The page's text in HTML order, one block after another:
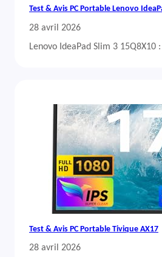
Test & Avis PC Portable Lenovo
28 avril 2026
Lenovo IdeaPad Slim 3
Test & Avis PC Portable Tivique AX17
28 avril 2026